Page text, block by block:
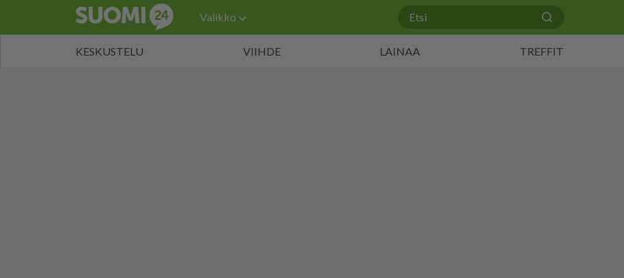
Valikko
KESKUSTELU VIIHDE LAINAA TREFFIT